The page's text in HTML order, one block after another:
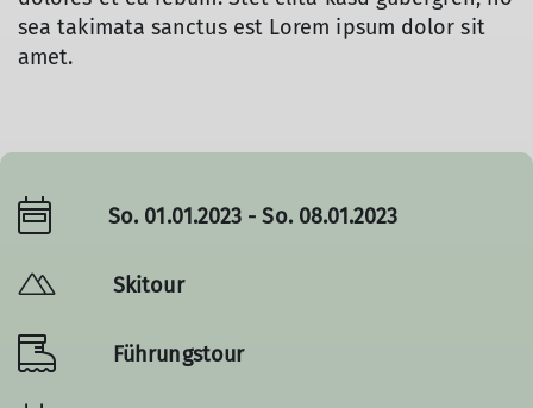
sea takimata sanctus est Lorem ipsum dolor sit
amet.
So. 01.01.2023 - So. 08.01.2023
Skitour
Führungstour